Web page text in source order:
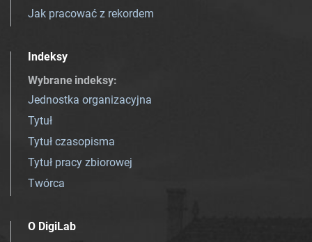
Jak pracować z rekordem
Indeksy
Wybrane indeksy:
Jednostka organizacyjna
Tytuł
Tytuł czasopisma
Tytuł pracy zbiorowej
Twórca
O DigiLab